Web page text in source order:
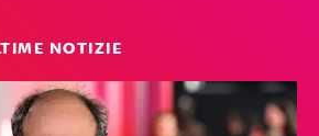
NOTIZIE